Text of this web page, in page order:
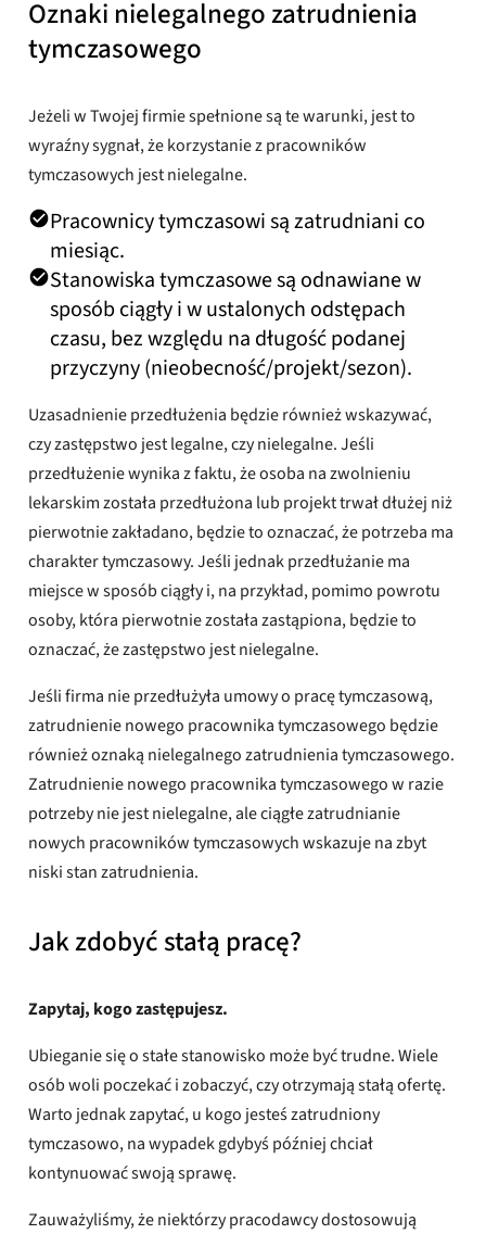
Oznaki nielegalnego zatrudnienia
tymczasowego
Jeżeli w Twojej firmie spełnione są te warunki, jest to
wyraźny sygnał, że korzystanie z pracowników
tymczasowych jest nielegalne.
Pracownicy tymczasowi są zatrudniani co
miesiąc.
Stanowiska tymczasowe są odnawiane w
sposób ciągły i w ustalonych odstępach
czasu, bez względu na długość podanej
przyczyny (nieobecność/projekt/sezon).
Uzasadnienie przedłużenia będzie również wskazywać,
czy zastępstwo jest legalne, czy nielegalne. Jeśli
przedłużenie wynika z faktu, że osoba na zwolnieniu
lekarskim została przedłużona lub projekt trwał dłużej niż
pierwotnie zakładano, będzie to oznaczać, że potrzeba ma
charakter tymczasowy. Jeśli jednak przedłużanie ma
miejsce w sposób ciągły i, na przykład, pomimo powrotu
osoby, która pierwotnie została zastąpiona, będzie to
oznaczać, że zastępstwo jest nielegalne.
Jeśli firma nie przedłużyła umowy o pracę tymczasową,
zatrudnienie nowego pracownika tymczasowego będzie
również oznaką nielegalnego zatrudnienia tymczasowego.
Zatrudnienie nowego pracownika tymczasowego w razie
potrzeby nie jest nielegalne, ale ciągłe zatrudnianie
nowych pracowników tymczasowych wskazuje na zbyt
niski stan zatrudnienia.
Jak zdobyć stałą pracę?
Zapytaj, kogo zastępujesz.
Ubieganie się o stałe stanowisko może być trudne. Wiele
osób woli poczekać i zobaczyć, czy otrzymają stałą ofertę.
Warto jednak zapytać, u kogo jesteś zatrudniony
tymczasowo, na wypadek gdybyś później chciał
kontynuować swoją sprawę.
Zauważyliśmy, że niektórzy pracodawcy dostosowują